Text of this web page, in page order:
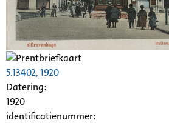
5.13402, 1920
Datering:
1920
identificatienummer: